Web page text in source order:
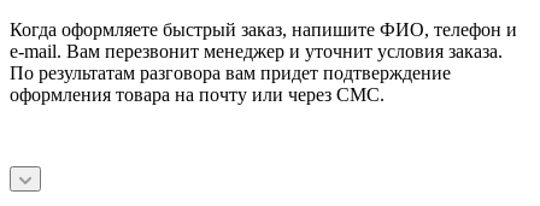
Когда оформляете быстрый заказ, напишите ФИО, телефон и
e-mail. Вам перезвонит менеджер и уточнит условия заказа.
По результатам разговора вам придет подтверждение
оформления товара на почту или через СМС.